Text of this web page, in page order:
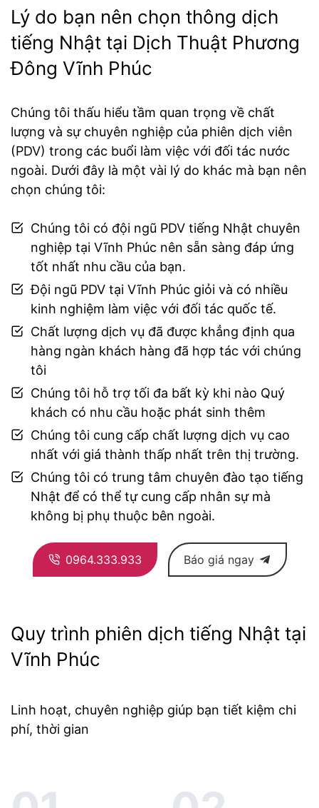
Lý do bạn nên chọn thông dịch
tiếng Nhật tại Dịch Thuật Phương
Đông Vĩnh Phúc
Chúng tôi thấu hiểu tầm quan trọng về chất
lượng và sự chuyên nghiệp của phiên dịch viên
(PDV) trong các buổi làm việc với đối tác nước
ngoài. Dưới đây là một vài lý do khác mà bạn nên
chọn chúng tôi:
Chúng tôi có đội ngũ PDV tiếng Nhật chuyên
nghiệp tại Vĩnh Phúc nên sẵn sàng đáp ứng
tốt nhất nhu cầu của bạn.
Đội ngũ PDV tại Vĩnh Phúc giỏi và có nhiều
kinh nghiệm làm việc với đối tác quốc tế.
Chất lượng dịch vụ đã được khẳng định qua
hàng ngàn khách hàng đã hợp tác với chúng
tôi
Chúng tôi hỗ trợ tối đa bất kỳ khi nào Quý
khách có nhu cầu hoặc phát sinh thêm
Chúng tôi cung cấp chất lượng dịch vụ cao
nhất với giá thành thấp nhất trên thị trường.
Chúng tôi có trung tâm chuyên đào tạo tiếng
Nhật để có thể tự cung cấp nhân sự mà
không bị phụ thuộc bên ngoài.
0964.333.933 Báo giá ngay
Quy trình phiên dịch tiếng Nhật tại
Vĩnh Phúc
Linh hoạt, chuyên nghiệp giúp bạn tiết kiệm chi
phí, thời gian